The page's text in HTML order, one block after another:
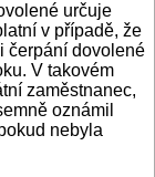
určuje
v případě, že
čerpání dovolené
V takovém
zaměstnanec,
oznámil
nebyla